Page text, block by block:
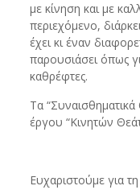
με κίνηση και με
περιεχόμενο,
έχει κι έναν
παρουσιάσει όπως
καθρέφτες.
Τα
έργου “Κινητών
Ευχαριστούμε για